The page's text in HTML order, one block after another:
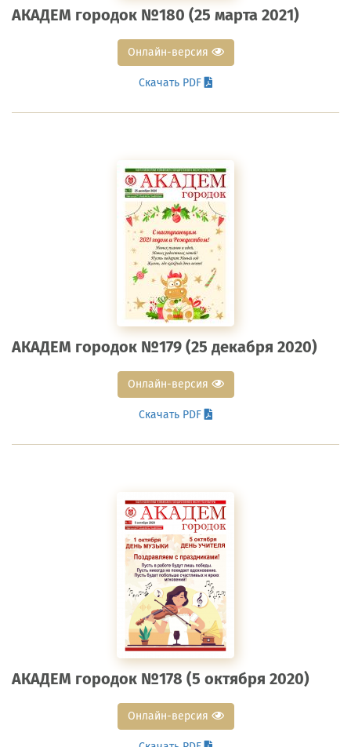
АКАДЕМ городок №180 (25 марта 2021)
Онлайн-версия
Скачать PDF
АКАДЕМ городок №179 (25 декабря 2020)
Онлайн-версия
Скачать PDF
АКАДЕМ городок №178 (5 октября 2020)
Онлайн-версия